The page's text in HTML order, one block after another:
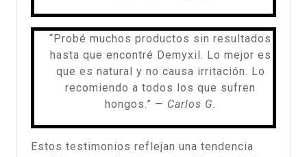
“Probé muchos productos sin resultados
hasta que encontré Demyxil. Lo mejor es
que es natural y no causa irritación. Lo
recomiendo a todos los que sufren
hongos.” — Carlos G.
Estos testimonios reflejan una tendencia